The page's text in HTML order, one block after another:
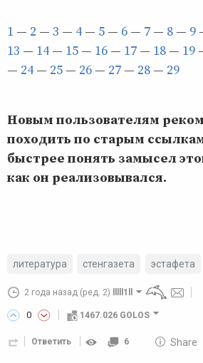
1 — 2 — 3 — 4 — 5 — 6 — 7 — 8 — 9
13 — 14 — 15 — 16 — 17 — 18 — 19
— 24 — 25 — 26 — 27 — 28 — 29
Новым пользователям
походить по старым
быстрее понять замысел
как он реализовывался.
литература стенгазета эстафета
2 года назад (ред. 2) lllll1ll
0 1467.026 GOLOS
Ответить 6 Share
Reward
10 GOLOS